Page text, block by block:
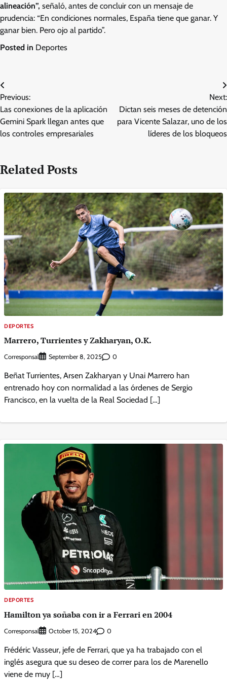
alineación”, señaló, antes de concluir con un mensaje de
prudencia: “En condiciones normales, España tiene que ganar. Y
ganar bien. Pero ojo al partido”.
Posted in Deportes
Post
navigation
Previous:
Las conexiones de la aplicación
Gemini Spark llegan antes que
los controles empresariales
Next:
Dictan seis meses de detención
para Vicente Salazar, uno de los
líderes de los bloqueos
Related Posts
DEPORTES
Marrero, Turrientes y Zakharyan, O.K.
Corresponsal September 8, 2025 0
Beñat Turrientes, Arsen Zakharyan y Unai Marrero han
entrenado hoy con normalidad a las órdenes de Sergio
Francisco, en la vuelta de la Real Sociedad […]
DEPORTES
Hamilton ya soñaba con ir a Ferrari en 2004
Corresponsal October 15, 2024 0
Frédéric Vasseur, jefe de Ferrari, que ya ha trabajado con el
inglés asegura que su deseo de correr para los de Marenello
viene de muy […]